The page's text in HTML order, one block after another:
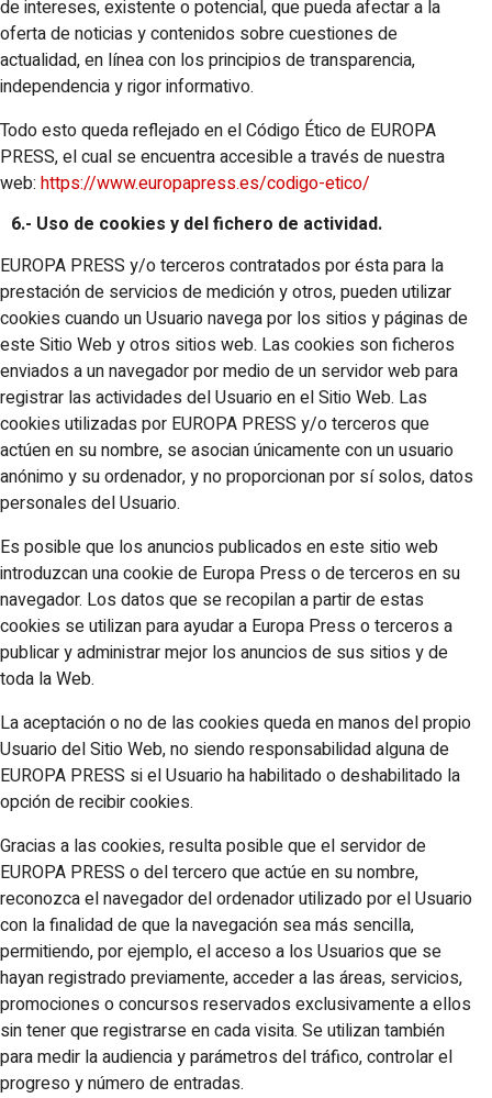
de intereses, existente o potencial, que pueda afectar a la
oferta de noticias y contenidos sobre cuestiones de
actualidad, en línea con los principios de transparencia,
independencia y rigor informativo.
Todo esto queda reflejado en el Código Ético de EUROPA
PRESS, el cual se encuentra accesible a través de nuestra
web: https://www.europapress.es/codigo-etico/
6.- Uso de cookies y del fichero de actividad.
EUROPA PRESS y/o terceros contratados por ésta para la
prestación de servicios de medición y otros, pueden utilizar
cookies cuando un Usuario navega por los sitios y páginas de
este Sitio Web y otros sitios web. Las cookies son ficheros
enviados a un navegador por medio de un servidor web para
registrar las actividades del Usuario en el Sitio Web. Las
cookies utilizadas por EUROPA PRESS y/o terceros que
actúen en su nombre, se asocian únicamente con un usuario
anónimo y su ordenador, y no proporcionan por sí solos, datos
personales del Usuario.
Es posible que los anuncios publicados en este sitio web
introduzcan una cookie de Europa Press o de terceros en su
navegador. Los datos que se recopilan a partir de estas
cookies se utilizan para ayudar a Europa Press o terceros a
publicar y administrar mejor los anuncios de sus sitios y de
toda la Web.
La aceptación o no de las cookies queda en manos del propio
Usuario del Sitio Web, no siendo responsabilidad alguna de
EUROPA PRESS si el Usuario ha habilitado o deshabilitado la
opción de recibir cookies.
Gracias a las cookies, resulta posible que el servidor de
EUROPA PRESS o del tercero que actúe en su nombre,
reconozca el navegador del ordenador utilizado por el Usuario
con la finalidad de que la navegación sea más sencilla,
permitiendo, por ejemplo, el acceso a los Usuarios que se
hayan registrado previamente, acceder a las áreas, servicios,
promociones o concursos reservados exclusivamente a ellos
sin tener que registrarse en cada visita. Se utilizan también
para medir la audiencia y parámetros del tráfico, controlar el
progreso y número de entradas.